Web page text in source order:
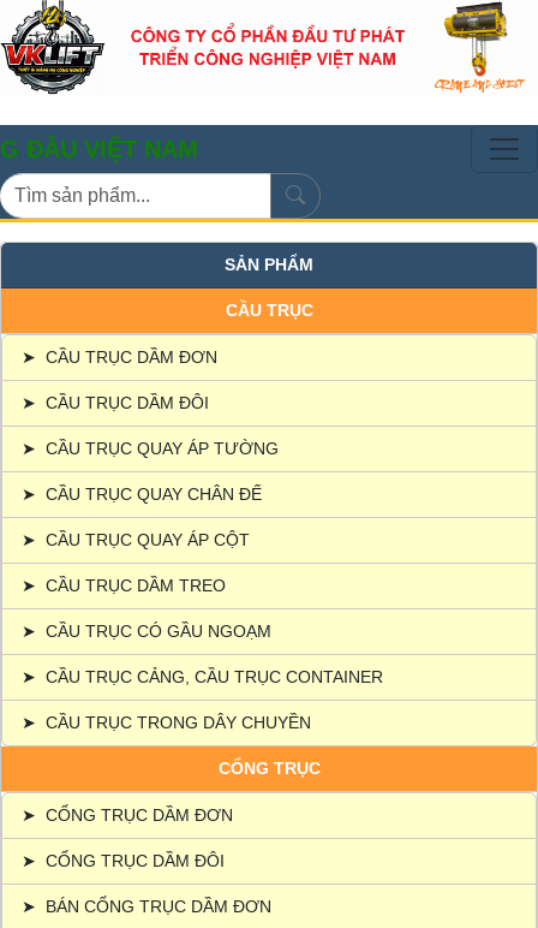
NAM
SẢN PHẨM
CẦU TRỤC
➤ CẦU TRỤC DẦM ĐƠN
➤ CẦU TRỤC DẦM ĐÔI
➤ CẦU TRỤC QUAY ÁP TƯỜNG
➤ CẦU TRỤC QUAY CHÂN ĐẾ
➤ CẦU TRỤC QUAY ÁP CỘT
➤ CẦU TRỤC DẦM TREO
➤ CẦU TRỤC CÓ GẦU NGOẠM
➤ CẦU TRỤC CẢNG, CẦU TRỤC CONTAINER
➤ CẦU TRỤC TRONG DÂY CHUYỀN
CỔNG TRỤC
➤ CỔNG TRỤC DẦM ĐƠN
➤ CỔNG TRỤC DẦM ĐÔI
➤ BÁN CỔNG TRỤC DẦM ĐƠN